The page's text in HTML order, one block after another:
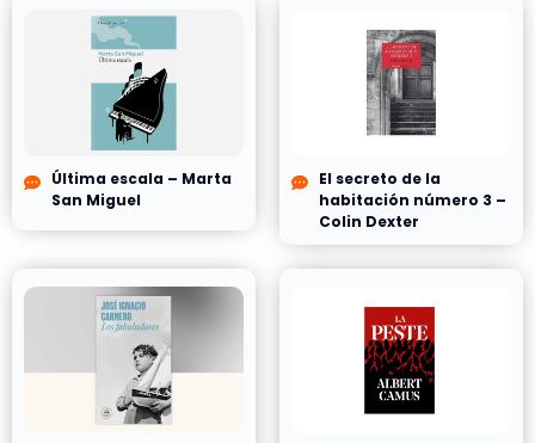
Última escala – Marta
San Miguel
El secreto de la
habitación número 3 –
Colin Dexter